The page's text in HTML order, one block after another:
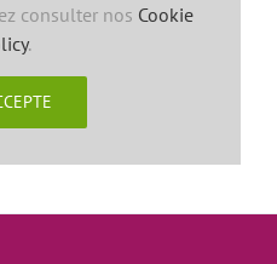
consulter nos Cookie
.